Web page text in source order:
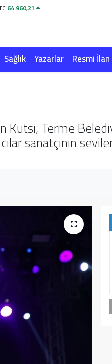
64.960,21
Sağlık Yazarlar Resmi İlan
Terme
sanatçının